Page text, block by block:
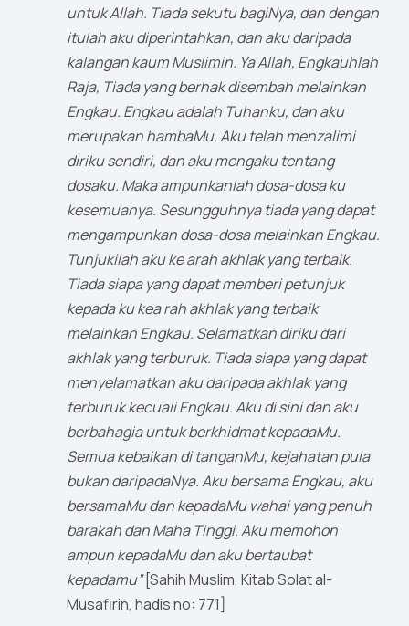
untuk Allah. Tiada sekutu bagiNya, dan dengan
itulah aku diperintahkan, dan aku daripada
kalangan kaum Muslimin. Ya Allah, Engkauhlah
Raja, Tiada yang berhak disembah melainkan
Engkau. Engkau adalah Tuhanku, dan aku
merupakan hambaMu. Aku telah menzalimi
diriku sendiri, dan aku mengaku tentang
dosaku. Maka ampunkanlah dosa-dosa ku
kesemuanya. Sesungguhnya tiada yang dapat
mengampunkan dosa-dosa melainkan Engkau.
Tunjukilah aku ke arah akhlak yang terbaik.
Tiada siapa yang dapat memberi petunjuk
kepada ku kea rah akhlak yang terbaik
melainkan Engkau. Selamatkan diriku dari
akhlak yang terburuk. Tiada siapa yang dapat
menyelamatkan aku daripada akhlak yang
terburuk kecuali Engkau. Aku di sini dan aku
berbahagia untuk berkhidmat kepadaMu.
Semua kebaikan di tanganMu, kejahatan pula
bukan daripadaNya. Aku bersama Engkau, aku
bersamaMu dan kepadaMu wahai yang penuh
barakah dan Maha Tinggi. Aku memohon
ampun kepadaMu dan aku bertaubat
kepadamu”[Sahih Muslim, Kitab Solat al-
Musafirin, hadis no: 771]